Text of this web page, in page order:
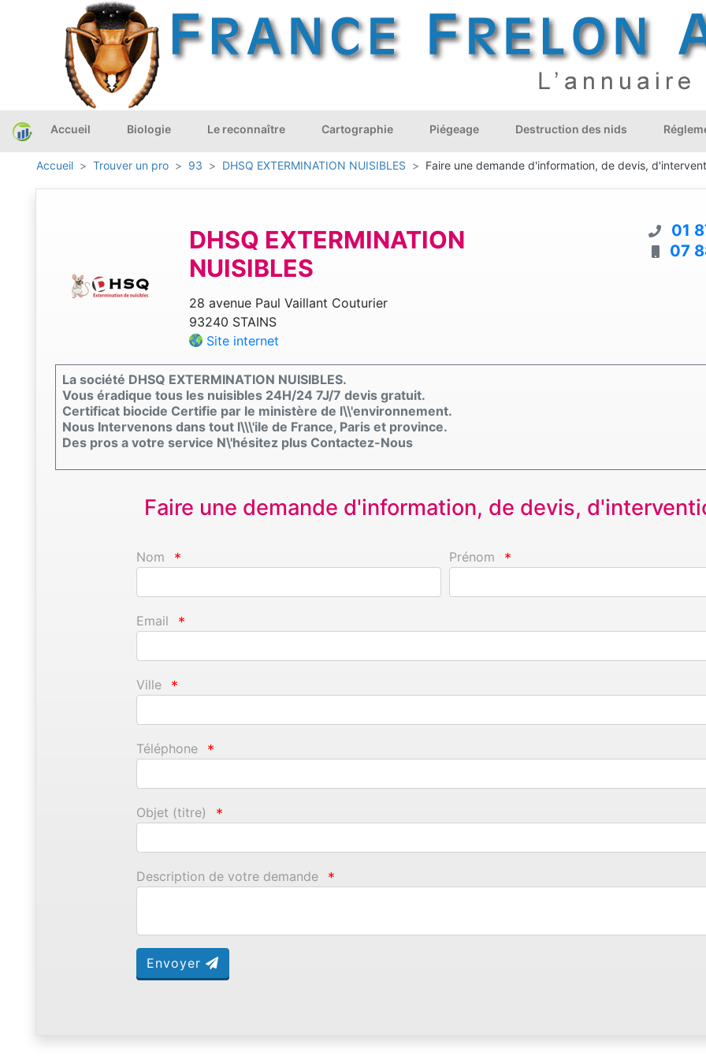
Accueil Biologie Le reconnaître Cartographie Piégeage Destruction des nids
Accueil Trouver un pro 93 DHSQ EXTERMINATION NUISIBLES Faire une demande d'information, de devis,
DHSQ EXTERMINATION
NUISIBLES
28 avenue Paul Vaillant Couturier
93240 STAINS
Site internet
01
07
La société DHSQ EXTERMINATION NUISIBLES.
Vous éradique tous les nuisibles 24H/24 7J/7 devis gratuit.
Certificat biocide Certifie par le ministère de l\\'environnement.
Nous Intervenons dans tout l\\\'ile de France, Paris et province.
Des pros a votre service N\'hésitez plus Contactez-Nous
Faire une demande d'information, de devis,
Nom * Prénom *
Email *
Ville *
Téléphone *
Objet (titre) *
Description de votre demande *
Envoyer